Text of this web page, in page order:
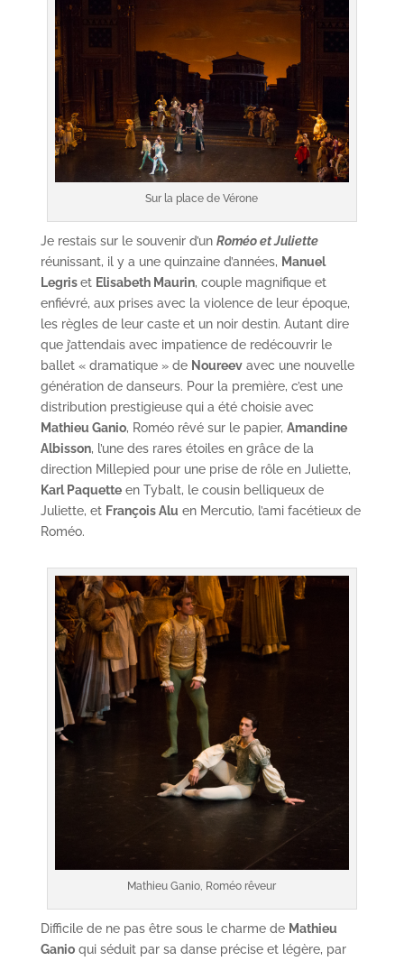
Sur la place de Vérone
Je restais sur le souvenir d’un Roméo et Juliette
réunissant, il y a une quinzaine d’années, Manuel
Legriset Elisabeth Maurin, couple magnifique et
enfiévré, aux prises avec la violence de leur époque,
les règles de leur caste et un noir destin. Autant dire
que j’attendais avec impatience de redécouvrir le
ballet « dramatique » de Noureevavec une nouvelle
génération de danseurs. Pour la première, c’est une
distribution prestigieuse qui a été choisie avec
Mathieu Ganio, Roméo rêvé sur le papier, Amandine
Albisson, l’une des rares étoiles en grâce de la
direction Millepied pour une prise de rôle en Juliette,
Karl Paquetteen Tybalt, le cousin belliqueux de
Juliette, et François Alu en Mercutio, l’ami facétieux de
Roméo.
Mathieu Ganio, Roméo rêveur
Difficile de ne pas être sous le charme de Mathieu
Ganioqui séduit par sa danse précise et légère, par